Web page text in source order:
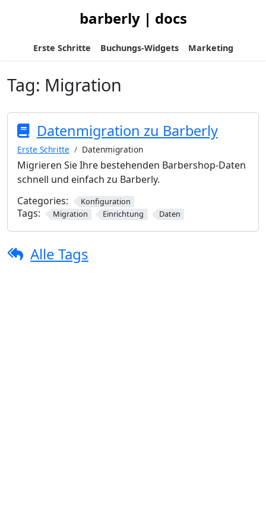
barberly | docs
Erste Schritte Buchungs-Widgets Marketing
Tag: Migration
Datenmigration zu Barberly
Erste Schritte Datenmigration
Migrieren Sie Ihre bestehenden Barbershop-Daten
schnell und einfach zu Barberly.
Categories:
Konfiguration
Tags: Migration Einrichtung Daten
Alle Tags